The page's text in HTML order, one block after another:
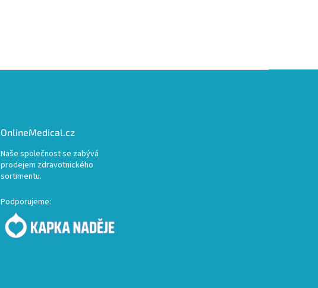
OnlineMedical.cz
Naše společnost se zabývá
prodejem zdravotnického
sortimentu.
Podporujeme: